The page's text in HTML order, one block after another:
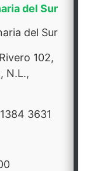
del Sur
del Sur
102,
N.L.,
3631